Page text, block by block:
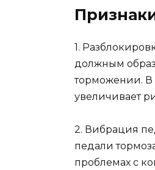
1.
должным
торможении. В
увеличивает
2. Вибрация
педали
проблемах с